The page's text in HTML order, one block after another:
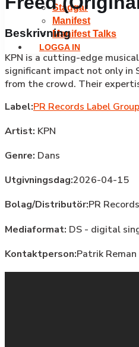
Stadgar
Manifest
Manifest Talks
LOGGA IN
Beskrivning
KPN is a cutting-edge
significant impact not only in
from the crowd. Their
Label:PR Records Label Group
Artist: KPN
Genre: Dans
Utgivningsdag:2026-04-15
Bolag/Distributör:PR Records
Mediaformat: DS - digital
Kontaktperson:Patrik Reman